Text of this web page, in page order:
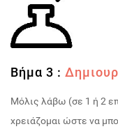
Βήμα 3 :
Μόλις λάβω (σε 1 ή 2
χρειάζομαι ώστε να